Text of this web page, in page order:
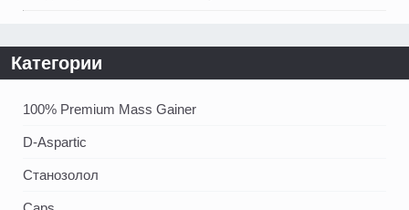
Категории
100% Premium Mass Gainer
D-Aspartic
Станозолол